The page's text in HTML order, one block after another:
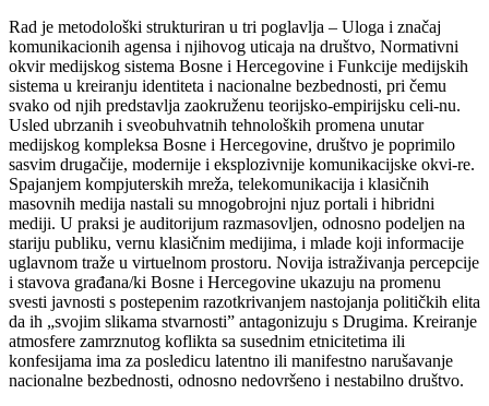
Rad je metodološki strukturiran u tri poglavlјa ‒ Uloga i značaj
komunikacionih agensa i njihovog uticaja na društvo, Normativni
okvir medijskog sistema Bosne i Hercegovine i Funkcije medijskih
sistema u kreiranju identiteta i nacionalne bezbednosti, pri čemu
svako od njih predstavlјa zaokruženu teorijsko-empirijsku celi-nu.
Usled ubrzanih i sveobuhvatnih tehnoloških promena unutar
medijskog kompleksa Bosne i Hercegovine, društvo je poprimilo
sasvim drugačije, modernije i eksplozivnije komunikacijske okvi-re.
Spajanjem kompjuterskih mreža, telekomunikacija i klasičnih
masovnih medija nastali su mnogobrojni njuz portali i hibridni
mediji. U praksi je auditorijum razmasovlјen, odnosno podelјen na
stariju publiku, vernu klasičnim medijima, i mlade koji informacije
uglavnom traže u virtuelnom prostoru. Novija istraživanja percepcije
i stavova građana/ki Bosne i Hercegovine ukazuju na promenu
svesti javnosti s postepenim razotkrivanjem nastojanja političkih elita
da ih „svojim slikama stvarnosti” antagonizuju s Drugima. Kreiranje
atmosfere zamrznutog koflikta sa susednim etnicitetima ili
konfesijama ima za posledicu latentno ili manifestno narušavanje
nacionalne bezbednosti, odnosno nedovršeno i nestabilno društvo.